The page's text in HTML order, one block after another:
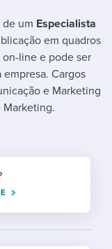
with others
pipelines
people
people
templates
stories
a demo
a free trial
um Especialista
em quadros
line e pode ser
Cargos
e Marketing
Marketing.